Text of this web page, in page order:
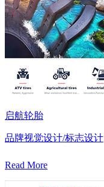
启航轮胎
品牌视觉设计/标志设计
Read More